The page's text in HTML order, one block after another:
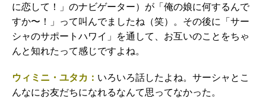
に恋して！」のナビゲーター）が「俺の娘に何するんで
すか〜！」って叫んでましたね（笑）。その後に「サー
シャのサポートハワイ」を通して、お互いのことをちゃ
んと知れたって感じですよね。
ウィミニ・ユタカ： いろいろ話したよね。サーシャとこ
んなにお友だちになれるなんて思ってなかった。